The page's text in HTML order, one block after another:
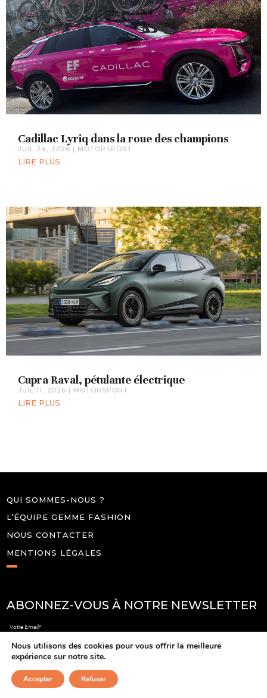
Cadillac Lyriq dans la roue des champions
JUIL 24, 2026 | MOTORSPORT
LIRE PLUS
Cupra Raval, pétulante électrique
JUIL 11, 2026 | MOTORSPORT
LIRE PLUS
QUI SOMMES-NOUS ?
L’ÉQUIPE GEMME FASHION
NOUS CONTACTER
MENTIONS LÉGALES
ABONNEZ-VOUS À NOTRE NEWSLETTER
Votre Email*
Nous utilisons des cookies pour vous offrir la meilleure
expérience sur notre site.
Accepter Refuser